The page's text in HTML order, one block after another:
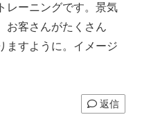
レーニングです。景気
お客さんがたくさん
ますように。イメージ
返信